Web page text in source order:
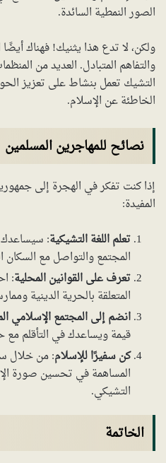
الصور النمطية السائدة.
ولكن، لا تدع هذا يثنيك! فهناك
والتفاهم المتبادل. العديد من
التشيك تعمل بنشاط على تعزيز
الخاطئة عن الإسلام.
نصائح للمهاجرين المسلمين
إذا كنت تفكر في الهجرة إلى
المفيدة:
تعلم اللغة التشيكية: سيساعدك
المجتمع والتواصل مع السكان
تعرف على القوانين المحلية:
المتعلقة بالحرية الدينية
انضم إلى المجتمع الإسلامي
قيمة ويساعدك في التأقلم مع
كن سفيرًا للإسلام: من خلال
المساهمة في تحسين صورة
التشيكي.
الخاتمة